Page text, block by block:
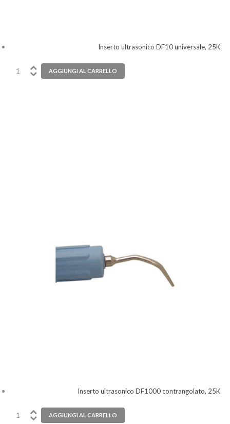
Inserto ultrasonico DF10 universale, 25K
Inserto ultrasonico DF1000 contrangolato, 25K